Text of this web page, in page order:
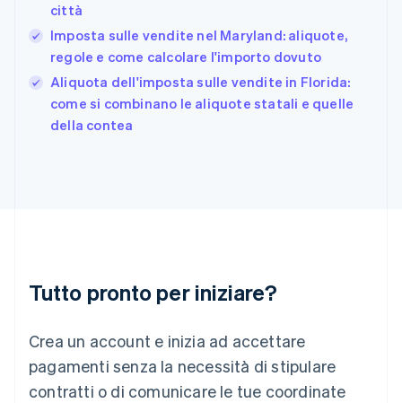
città
Imposta sulle vendite nel Maryland: aliquote,
regole e come calcolare l'importo dovuto
Aliquota dell'imposta sulle vendite in Florida:
come si combinano le aliquote statali e quelle
della contea
Tutto pronto per iniziare?
Crea un account e inizia ad accettare
pagamenti senza la necessità di stipulare
contratti o di comunicare le tue coordinate
Francia
Germania
DeutschEnglish
Giappone
日本語
Gibilterra
English
Lettonia
English
DeutschEnglish
Lituania